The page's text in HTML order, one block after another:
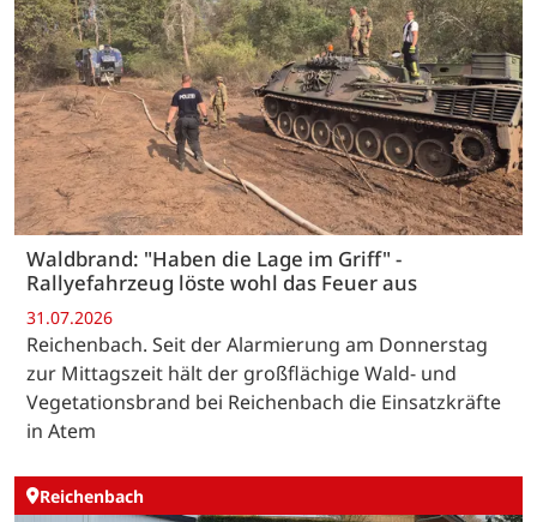
Waldbrand: "Haben die Lage im Griff" -
Rallyefahrzeug löste wohl das Feuer aus
31.07.2026
Reichenbach. Seit der Alarmierung am Donnerstag
zur Mittagszeit hält der großflächige Wald- und
Vegetationsbrand bei Reichenbach die Einsatzkräfte
in Atem
Reichenbach